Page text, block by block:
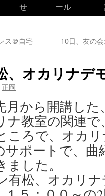
せ
ール
ス＠自宅 10日、友の
、オカリナデ
正岡
月から開講した
ナ教室の関連で
ころで、オカ
サポートで、曲
した。
有松、オカリ